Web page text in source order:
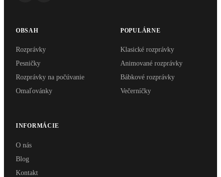
OBSAH
Rozprávky
Pesničky
Rozprávky na počúvanie
Omaľovánky
POPULÁRNE
Klasické rozprávky
Animované rozprávky
Bábkové rozprávky
Večerníčky
INFORMÁCIE
O nás
Blog
Kontakt